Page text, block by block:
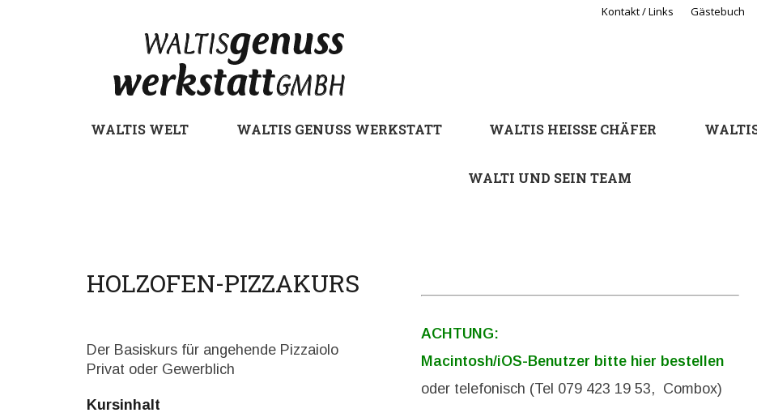
Kontakt / Links Gästebuch
WALTIS WELT WALTIS GENUSS WERKSTATT WALTIS HEISSE CHÄFER
WALTI UND SEIN TEAM
HOLZOFEN-PIZZAKURS
Der Basiskurs für angehende Pizzaiolo
Privat oder Gewerblich
Kursinhalt
ACHTUNG:
Macintosh/iOS-Benutzer bitte hier bestellen
oder telefonisch (Tel 079 423 19 53, Combox)